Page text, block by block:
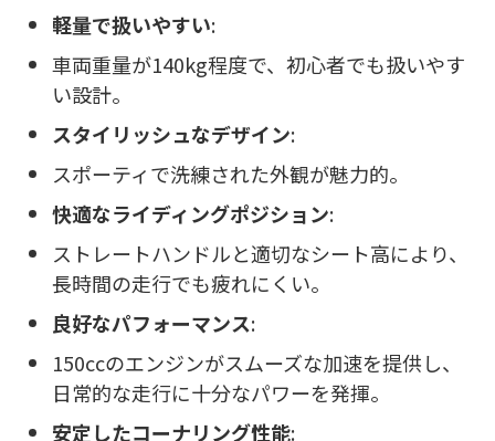
軽量で扱いやすい:
車両重量が140kg程度で、初心者でも扱いやす
い設計。
スタイリッシュなデザイン:
スポーティで洗練された外観が魅力的。
快適なライディングポジション:
ストレートハンドルと適切なシート高により、
長時間の走行でも疲れにくい。
良好なパフォーマンス:
150ccのエンジンがスムーズな加速を提供し、
日常的な走行に十分なパワーを発揮。
安定したコーナリング性能: